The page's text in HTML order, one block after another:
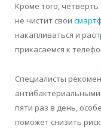
Кроме того,
не чистит свои
накапливаться и
прикасаемся к
Специалисты
пяти раз в день,
поможет снизить